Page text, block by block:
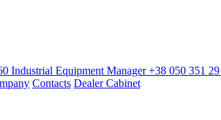
Industrial Equipment Manager+38 050 351
Contacts Dealer Cabinet